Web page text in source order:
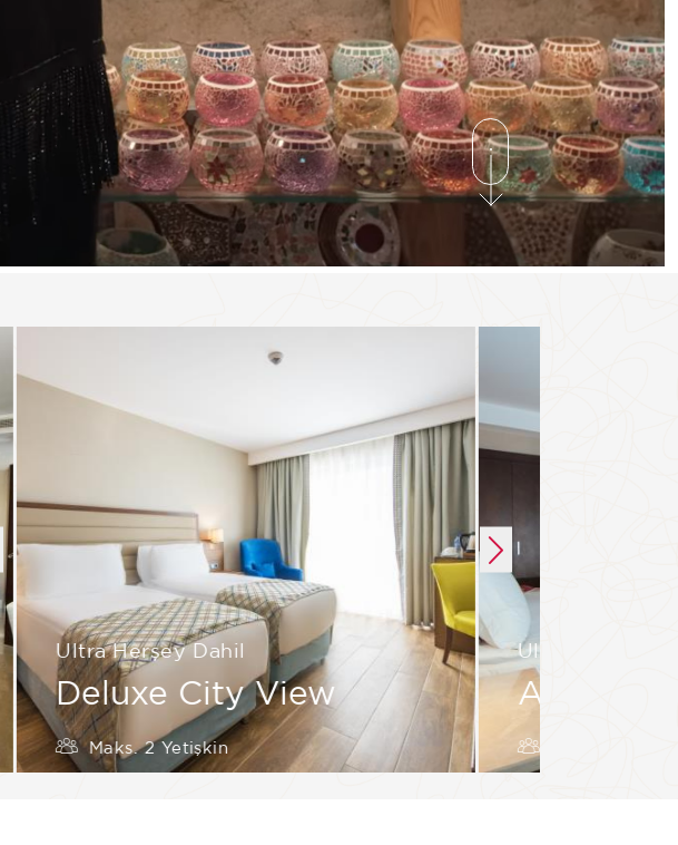
Ultra Herşey Dahil
Deluxe City View
Maks. 2 Yetişkin
Ultra Herşey
Aile